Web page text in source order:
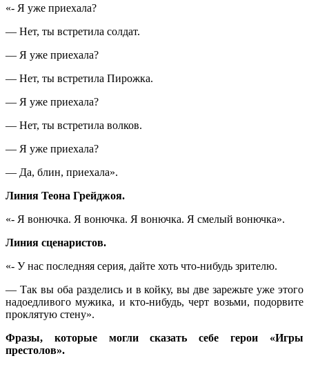
«- Я уже приехала?
— Нет, ты встретила солдат.
— Я уже приехала?
— Нет, ты встретила Пирожка.
— Я уже приехала?
— Нет, ты встретила волков.
— Я уже приехала?
— Да, блин, приехала».
Линия Теона Грейджоя.
«- Я вонючка. Я вонючка. Я вонючка. Я смелый вонючка».
Линия сценаристов.
«- У нас последняя серия, дайте хоть что-нибудь зрителю.
— Так вы оба разделись и в койку, вы две зарежьте уже этого
надоедливого мужика, и кто-нибудь, черт возьми, подорвите
проклятую стену».
Фразы, которые могли сказать себе герои «Игры
престолов».